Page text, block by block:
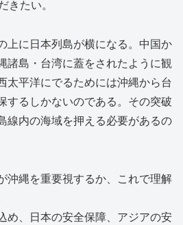
たい。
上に日本列島が横になる。中国か
諸島・台湾に蓋をされたように観
太平洋にでるためには沖縄から台
するしかないのである。その突破
線内の海域を押える必要があるの
沖縄を重要視するか、これで理解
め、日本の安全保障、アジアの安